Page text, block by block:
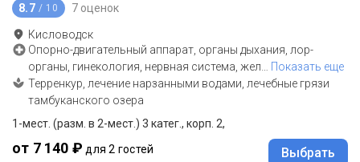
8.7 / 10 7 оценок
Кисловодск
Опорно-двигательный аппарат, органы дыхания, лор-
органы, гинекология, нервная система, жел
Показать еще
Терренкур, лечение нарзанными водами, лечебные грязи
тамбуканского озера
1-мест. (разм. в 2-мест.) 3 катег., корп. 2,
от 7 140 ₽ для 2 гостей Выбрать